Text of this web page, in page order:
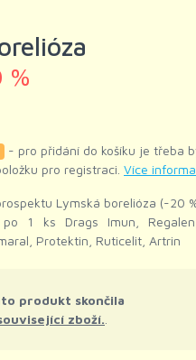
%
- pro přidání do košíku je třeba
pro registraci. Více
Lymská borelióza (-20
1 ks Drags Imun,
Protektin, Ruticelit, Artrin
produkt skončila
zboží.